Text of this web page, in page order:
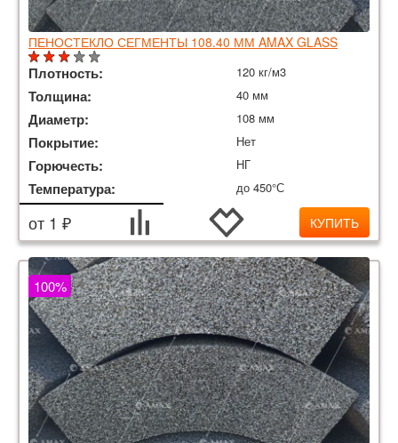
ПЕНОСТЕКЛО СЕГМЕНТЫ 108.40 ММ AMAX GLASS
Плотность: 120 кг/м3
Толщина: 40 мм
Диаметр: 108 мм
Покрытие: Нет
Горючесть: НГ
Температура: до 450°С
от 1 ₽ КУПИТЬ
100%